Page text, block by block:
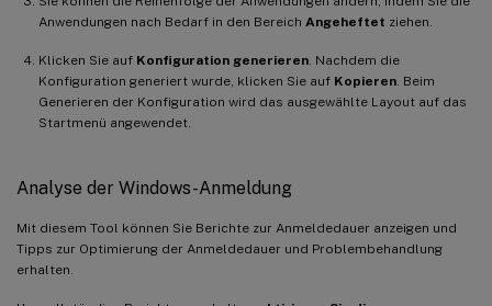
Anwendungen nach Bedarf in den Bereich Angeheftet ziehen.
Klicken Sie auf Konfiguration generieren . Nachdem die
Konfiguration generiert wurde, klicken Sie auf Kopieren . Beim
Generieren der Konfiguration wird das ausgewählte Layout auf das
Startmenü angewendet.
Analyse der Windows-Anmeldung
Mit diesem Tool können Sie Berichte zur Anmeldedauer anzeigen und
Tipps zur Optimierung der Anmeldedauer und Problembehandlung
erhalten.